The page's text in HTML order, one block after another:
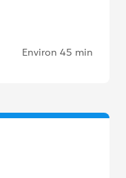
Environ 45 min